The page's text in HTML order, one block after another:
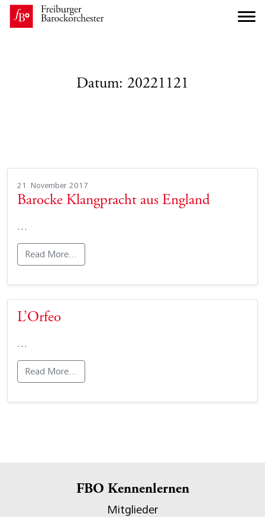
Datum: 20221121
21. November 2017
Barocke Klangpracht aus England
…
Read More…
L’Orfeo
…
Read More…
FBO Kennenlernen
Mitglieder